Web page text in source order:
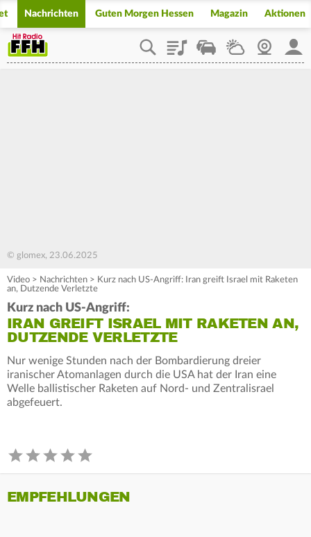
Nachrichten Guten Morgen Hessen Magazin Aktionen
PlaylistStaupilotWetterWebcam
© glomex, 23.06.2025
Video > Nachrichten > Kurz nach US-Angriff: Iran greift Israel mit Raketen
an, Dutzende Verletzte
Kurz nach US-Angriff:
IRAN GREIFT ISRAEL MIT RAKETEN AN,
DUTZENDE VERLETZTE
Nur wenige Stunden nach der Bombardierung dreier
iranischer Atomanlagen durch die USA hat der Iran eine
Welle ballistischer Raketen auf Nord- und Zentralisrael
abgefeuert.
EMPFEHLUNGEN